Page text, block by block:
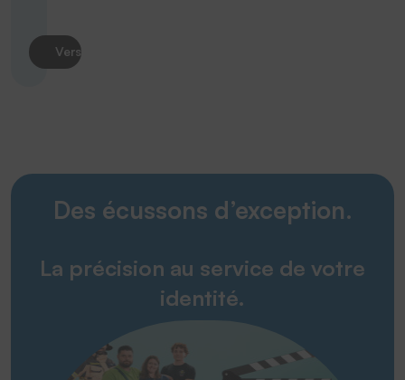
Vers le produit
Des écussons d’exception.
La précision au service de votre
identité.